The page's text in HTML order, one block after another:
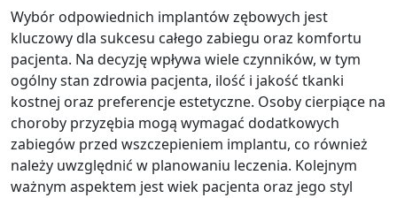
Wybór odpowiednich implantów zębowych jest
kluczowy dla sukcesu całego zabiegu oraz komfortu
pacjenta. Na decyzję wpływa wiele czynników, w tym
ogólny stan zdrowia pacjenta, ilość i jakość tkanki
kostnej oraz preferencje estetyczne. Osoby cierpiące na
choroby przyzębia mogą wymagać dodatkowych
zabiegów przed wszczepieniem implantu, co również
należy uwzględnić w planowaniu leczenia. Kolejnym
ważnym aspektem jest wiek pacjenta oraz jego styl